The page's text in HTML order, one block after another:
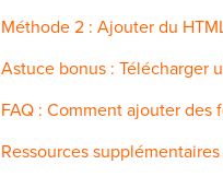
Méthode 2 : Ajouter du
Astuce bonus : Télécharger
FAQ : Comment ajouter des
Ressources